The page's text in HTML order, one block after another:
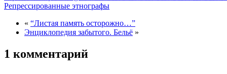
Репрессированные этнографы
« “Листая память осторожно…”
Энциклопедия забытого. Бельё »
1 комментарий